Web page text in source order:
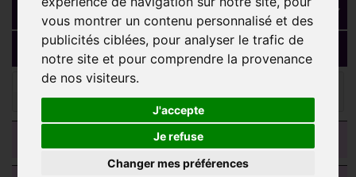
vous montrer un contenu personnalisé et des
publicités ciblées, pour analyser le trafic de
notre site et pour comprendre la provenance
de nos visiteurs.
J'accepte
Je refuse
Changer mes préférences
Panier (vide)
MENU
COLLIERS et chaines
DB 1401